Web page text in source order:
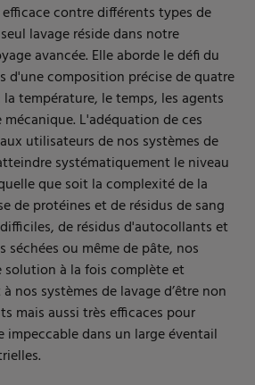
contre différents types de
lavage réside dans notre
avancée. Elle aborde le défi du
d'une composition précise de quatre
température, le temps, les agents
L'adéquation de ces
utilisateurs de nos systèmes de
systématiquement le niveau
que soit la complexité de la
de protéines et de résidus de sang
de résidus d'autocollants et
séchées ou même de pâte, nos
solution à la fois complète et
nos systèmes de lavage d’être non
mais aussi très efficaces pour
dans un large éventail